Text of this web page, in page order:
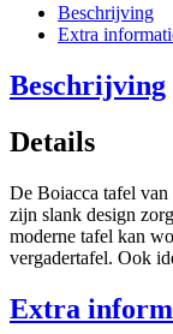
Beschrijving
Extra
Beschrijving
Details
De Boiacca tafel
zijn slank design
moderne tafel kan
vergadertafel. Ook
Extra